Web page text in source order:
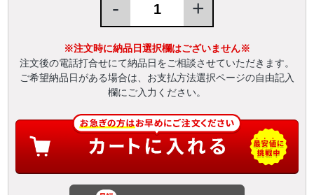
- +
※注文時に納品日選択欄はございません※
注文後の電話打合せにて納品日をご相談させていただきます。
ご希望納品日がある場合は、お支払方法選択ページの自由記入
欄にご入力ください。